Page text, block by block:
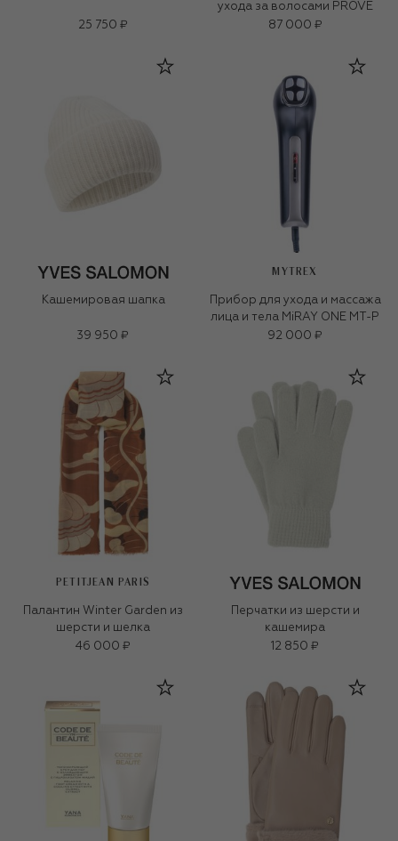
25 750 ₽
ухода за волосами PROVE
87 000 ₽
Кашемировая шапка
39 950 ₽
MYTREX
Прибор для ухода и массажа
лица и тела MiRAY ONE MT-P
92 000 ₽
PETITJEAN PARIS
Палантин Winter Garden из
шерсти и шелка
46 000 ₽
Перчатки из шерсти и
кашемира
12 850 ₽